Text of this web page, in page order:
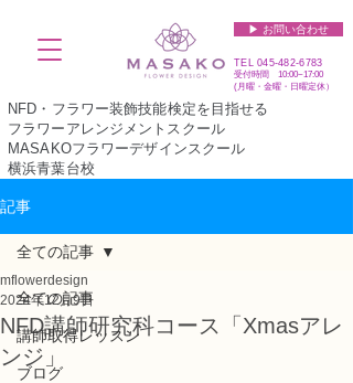
▶︎ お問い合わせ
TEL045-482-6783
受付時間 10:00~17:00​​​
(​月曜・金曜・日曜定休）
NFD・フラワー装飾技能検定を目指せる
フラワーアレンジメントスクール
MASAKOフラワーデザインスクール
横浜青葉台校
記事
全ての記事
講師取得レッスン
ブログ
全ての記事
NFD講師研究科コース「Xmasアレ
ンジ」
mflowerdesign
2024年12月9日